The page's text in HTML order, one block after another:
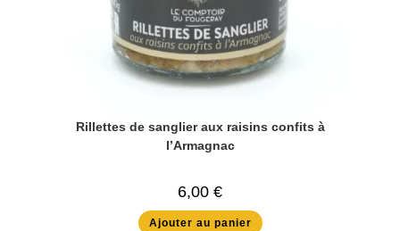
Rillettes de sanglier aux raisins confits à
l’Armagnac
6,00 €
Ajouter au panier